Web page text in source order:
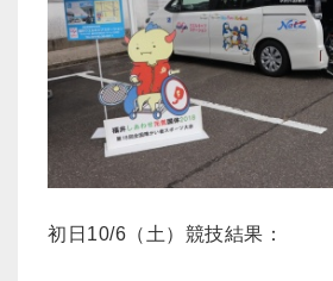
初日10/6（土）競技結果：